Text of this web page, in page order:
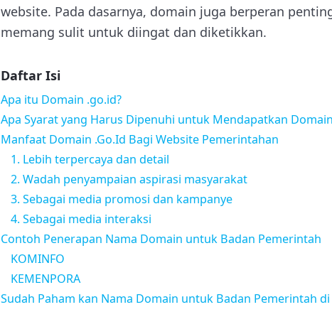
website. Pada dasarnya, domain juga berperan
memang sulit untuk diingat dan diketikkan.
Daftar Isi
Apa itu Domain .go.id?
Apa Syarat yang Harus Dipenuhi untuk Mendapatkan
Manfaat Domain .Go.Id Bagi Website Pemerintahan
1. Lebih terpercaya dan detail
2. Wadah penyampaian aspirasi masyarakat
3. Sebagai media promosi dan kampanye
4. Sebagai media interaksi
Contoh Penerapan Nama Domain untuk Badan Pemerintah
KOMINFO
KEMENPORA
Sudah Paham kan Nama Domain untuk Badan Pemerintah